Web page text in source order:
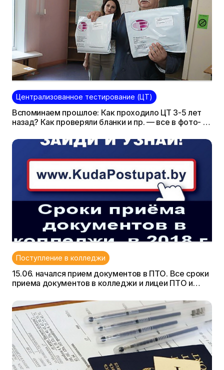
Централизованное тестирование (ЦТ)
Вспоминаем прошлое: Как проходило ЦТ 3-5 лет
назад? Как проверяли бланки и пр. — все в фото- и
Поступление в колледжи
15.06. начался прием документов в ПТО. Все сроки
приема документов в колледжи и лицеи ПТО и